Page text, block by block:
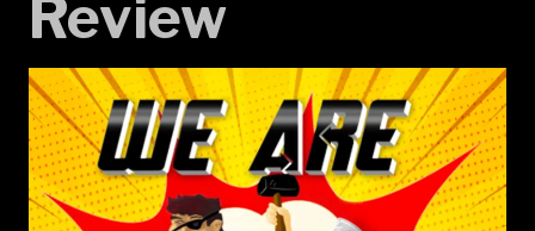
Review